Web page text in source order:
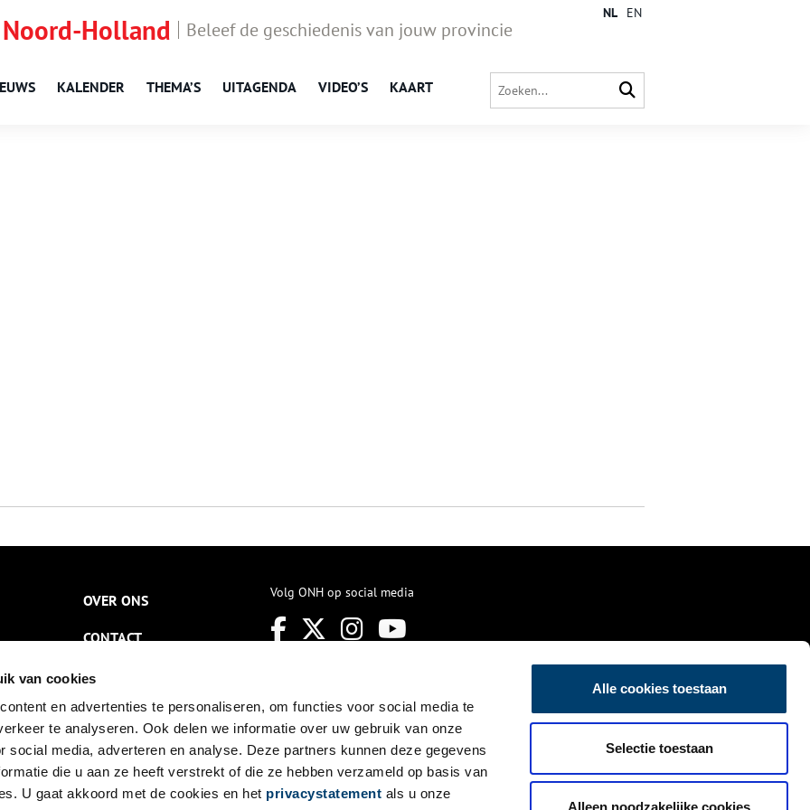
van cookies
en advertenties te personaliseren, om functies voor social media te
te analyseren. Ook delen we informatie over uw gebruik van onze
social media, adverteren en analyse. Deze partners kunnen deze gegevens
die u aan ze heeft verstrekt of die ze hebben verzameld op basis van
U gaat akkoord met de cookies en het privacystatement als u onze
Alle cookies toestaan
Selectie toestaan
Alleen noodzakelijke cookies
Holland Beleef de geschiedenis van jouw provincie
KALENDER THEMA’S UITAGENDA VIDEO’S KAART
NL EN
OVER ONS
CONTACT
NIEUWSBRIEF
DISCLAIMER
PRIVACY
TOEGANKELIJKHEID
Volg ONH op social media